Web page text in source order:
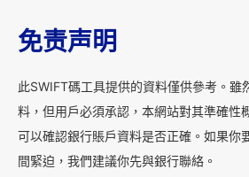
免责声明
此SWIFT碼工具提供的資料僅供參考。雖
料，但用戶必須承認，本網站對其準確性
可以確認銀行賬戶資料是否正確。如果你
間緊迫，我們建議你先與銀行聯絡。